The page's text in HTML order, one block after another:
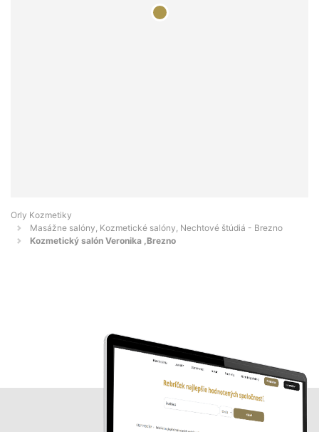
Orly Kozmetiky
Masážne salóny, Kozmetické salóny, Nechtové štúdiá - Brezno
Kozmetický salón Veronika ,Brezno